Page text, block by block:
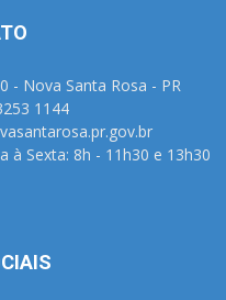
- Nova Santa Rosa - PR
1144
à Sexta: 8h - 11h30 e 13h30